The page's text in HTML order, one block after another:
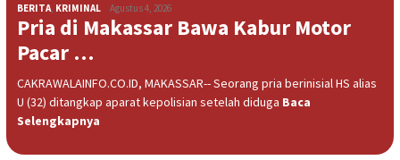
BERITA KRIMINAL Agustus 4, 2026
Pria di Makassar Bawa Kabur Motor
Pacar …
CAKRAWALAINFO.CO.ID, MAKASSAR-- Seorang pria berinisial HS alias
U (32) ditangkap aparat kepolisian setelah diduga Baca
Selengkapnya